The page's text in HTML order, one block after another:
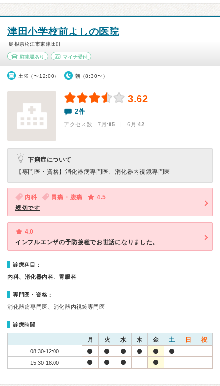
津田小学校前よしの医院
島根県松江市東津田町
駐車場あり マイナ受付
土曜（〜12:00） 朝（8:30〜）
3.62
2件
アクセス数 7月:85 | 6月:42
下痢症について
【専門医・資格】 消化器病専門医、消化器内視鏡専門医
内科 胃痛・腹痛
4.5
親切です
4.0
インフルエンザの予防接種でお世話になりました。
診療科目：
内科、消化器内科、胃腸科
専門医・資格：
消化器病専門医、消化器内視鏡専門医
診療時間
月 火 水 木 金 土 日 祝
08:30-12:00
15:30-18:00